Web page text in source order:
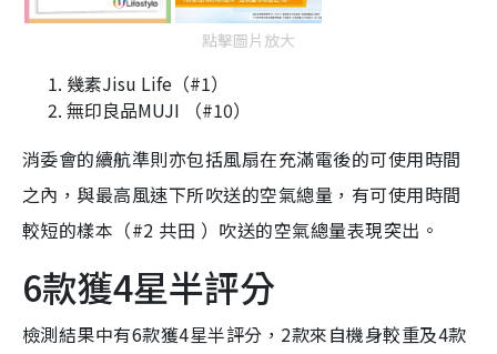
點擊圖片放大
幾素Jisu Life（#1）
無印良品MUJI （#10）
消委會的續航準則亦包括風扇在充滿電後的可使用時間
之內，與最高風速下所吹送的空氣總量，有可使用時間
較短的樣本（#2 共田 ）吹送的空氣總量表現突出。
6款獲4星半評分
檢測結果中有6款獲4星半評分，2款來自機身較重及4款